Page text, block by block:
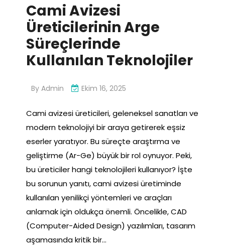
Cami Avizesi
Üreticilerinin Arge
Süreçlerinde
Kullanılan Teknolojiler
By Admin Ekim 16, 2025
Cami avizesi üreticileri, geleneksel sanatları ve
modern teknolojiyi bir araya getirerek eşsiz
eserler yaratıyor. Bu süreçte araştırma ve
geliştirme (Ar-Ge) büyük bir rol oynuyor. Peki,
bu üreticiler hangi teknolojileri kullanıyor? İşte
bu sorunun yanıtı, cami avizesi üretiminde
kullanılan yenilikçi yöntemleri ve araçları
anlamak için oldukça önemli. Öncelikle, CAD
(Computer-Aided Design) yazılımları, tasarım
aşamasında kritik bir…